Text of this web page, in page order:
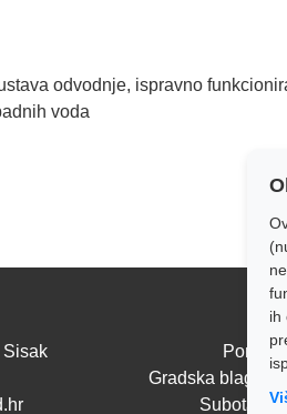
ih
odvodnje, ispravno
voda
Sisak
Pon -
Gradska
Subota i